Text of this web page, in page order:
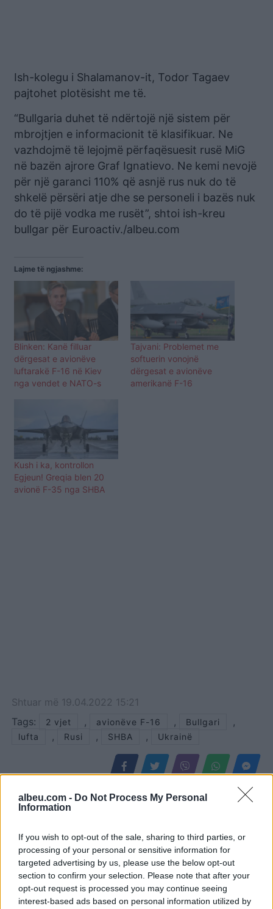
albeu.com - Do Not Process My Personal
Information
If you wish to opt-out of the sale, sharing to third parties, or
processing of your personal or sensitive information for
targeted advertising by us, please use the below opt-out
section to confirm your selection. Please note that after your
opt-out request is processed you may continue seeing
interest-based ads based on personal information utilized by
Ish-kolegu i Shalamanov-it, Todor Tagaev
pajtohet plotësisht me të.
“Bullgaria duhet të ndërtojë një sistem për
mbrojtjen e informacionit të klasifikuar. Ne
vazhdojmë të lejojmë përfaqësuesit rusë MiG
në bazën ajrore Graf Ignatievo. Ne kemi nevojë
për një garanci 110% që asnjë rus nuk do të
shkelë përsëri atje dhe se personeli i bazës nuk
do të pijë vodka me rusët”, shtoi ish-kreu
bullgar për Euroactiv./albeu.com
Lajme të ngjashme:
Blinken: Kanë filluar
dërgesat e avionëve
luftarakë F-16 në Kiev
nga vendet e NATO-s
Tajvani: Problemet me
softuerin vonojnë
dërgesat e avionëve
amerikanë F-16
Kush i ka, kontrollon
Egjeun! Greqia blen 20
avionë F-35 nga SHBA
Shtuar më 19.04.2022 15:21
Tags:
2 vjet , avionëve F-16 , Bullgari ,
lufta , Rusi , SHBA , Ukrainë